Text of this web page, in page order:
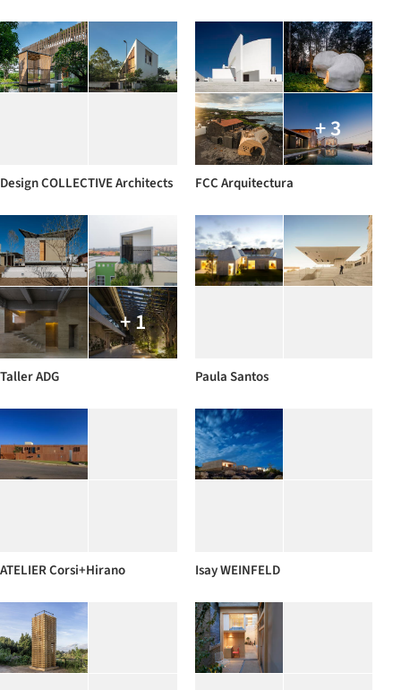
Design COLLECTIVE Architects
+ 3
FCC Arquitectura
+ 1
Taller ADG Paula Santos
ATELIER Corsi+Hirano Isay WEINFELD